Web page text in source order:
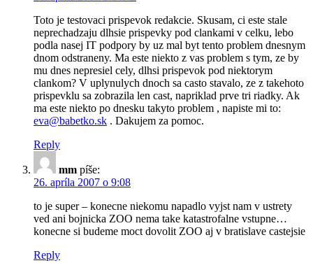
Toto je testovaci prispevok redakcie. Skusam, ci este stale
neprechadzaju dlhsie prispevky pod clankami v celku, lebo
podla nasej IT podpory by uz mal byt tento problem dnesnym
dnom odstraneny. Ma este niekto z vas problem s tym, ze by
mu dnes nepresiel cely, dlhsi prispevok pod niektorym
clankom? V uplynulych dnoch sa casto stavalo, ze z takehoto
prispevklu sa zobrazila len cast, napriklad prve tri riadky. Ak
ma este niekto po dnesku takyto problem , napiste mi to:
eva@babetko.sk . Dakujem za pomoc.
Reply
mm píše:
26. apríla 2007 o 9:08
to je super – konecne niekomu napadlo vyjst nam v ustrety
ved ani bojnicka ZOO nema take katastrofalne vstupne…
konecne si budeme moct dovolit ZOO aj v bratislave castejsie
Reply